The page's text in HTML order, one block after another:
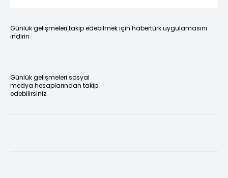
Günlük gelişmeleri takip edebilmek için habertürk uygulamasını
indirin
Günlük gelişmeleri sosyal
medya hesaplarından takip
edebilirsiniz.